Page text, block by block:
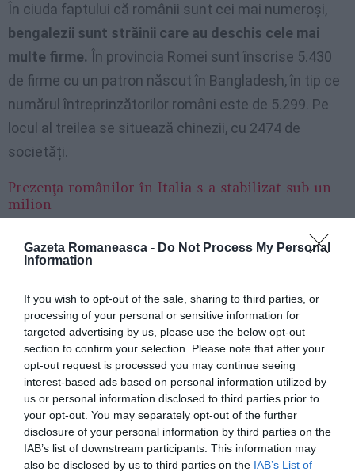
Gazeta Romaneasca - Do Not Process My Personal
Information
If you wish to opt-out of the sale, sharing to third parties, or
processing of your personal or sensitive information for
targeted advertising by us, please use the below opt-out
section to confirm your selection. Please note that after your
opt-out request is processed you may continue seeing
interest-based ads based on personal information utilized by
us or personal information disclosed to third parties prior to
your opt-out. You may separately opt-out of the further
disclosure of your personal information by third parties on the
IAB’s list of downstream participants. This information may
also be disclosed by us to third parties on the IAB’s List of
În ciuda faptului că românii sunt cei mai numeroși,
bengalezii sunt străinii care au deschis cele mai
multe firme. În provincia Romei sunt înscrise 5.430
de firme cu un patron născut în Bangladesh, în tip ce
numărul întreprinzătorilor români este de 5.299. Pe
locul al treilea se situează chinezii, cu 2474 de
societăți.
Prezenţa românilor în Italia s-a stabilizat sub un
milion
Cele mai multe firme românești sunt însectorul
construcțiilor
Românii dețin tristul record de accidente la locul de
muncă. În 2011, din 19 victime printre străini, 12 au
fost români.
Un alt subiect abordat de raport este legat de
remitențele străinilor. Fluxul de bani trimiși în patrie
se menține la cote înalte. Mai precis, în 2011, românii
din provincia Romei au trimis în patrie 125 de